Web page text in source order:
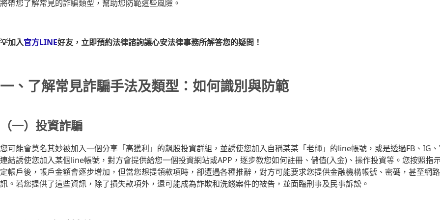
將帶您了解常見的詐騙類型，幫助您防範這些風險。
💡加入官方LINE好友，立即預約法律諮詢讓心安法律事務所解答您的疑問！
一、了解常見詐騙手法及類型：如何識別與防範
（一）投資詐騙
您可能會莫名其妙被加入一個分享「高獲利」的飆股投資群組，並誘使您加入自稱某某「老師」的line帳號，或是透過FB、IG
連結誘使您加入某個line帳號，對方會提供給您一個投資網站或APP，逐步教您如何註冊、儲值(入金)、操作投資等。您按照指
定帳戶後，帳戶金額會逐步增加，但當您想提領款項時，卻遭遇各種推辭，對方可能要求您提供金融機構帳號、密碼，甚至網
訊。若您提供了這些資訊，除了損失款項外，還可能成為詐欺和洗錢案件的被告，並面臨刑事及民事訴訟。